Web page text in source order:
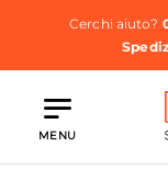
Cerchi aiuto?
MENU